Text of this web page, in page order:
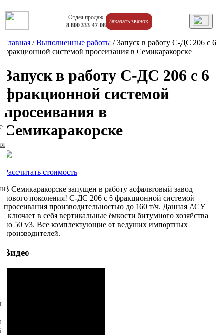
Заказать звонок
Отдел продаж
8 800333-47-08
Главная /Выполненные работы /Запуск в работу С-ДС 206 с 6
фракционной системой просеивания в Семикаракорске
Запуск в работу С-ДС 206 с 6
фракционной системой
просеивания в
Семикаракорске
Рассчитать стоимость
В Семикаракорске запущен в работу асфальтовый завод
нового поколения! С-ДС 206 с 6 фракционной системой
просеивания производительностью до 160 т/ч. Данная АСУ
включает в себя вертикальные ёмкости битумного хозяйства
по 50 м3. Все комплектующие от ведущих импортных
производителей.
Видео